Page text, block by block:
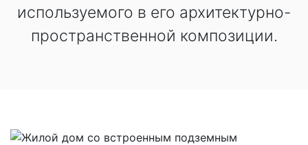
используемого в его архитектурно-
пространственной композиции.